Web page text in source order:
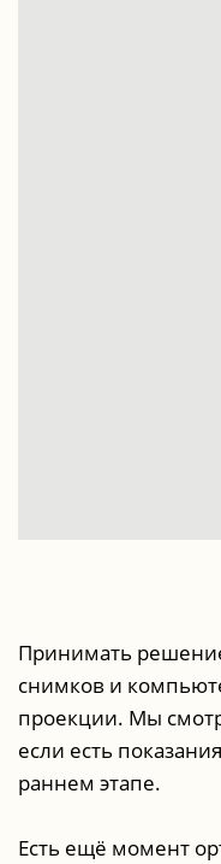
Принимать
снимков и
проекции. Мы
если есть
раннем этапе.
Есть ещё момент